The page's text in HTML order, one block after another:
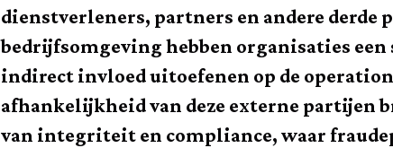
dienstverleners, partners en andere derde
bedrijfsomgeving hebben organisaties
indirect invloed uitoefenen op de
afhankelijkheid van deze externe partijen
van integriteit en compliance, waar